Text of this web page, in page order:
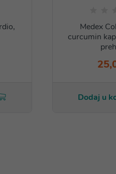
Medex
curcumin
Dodaj u